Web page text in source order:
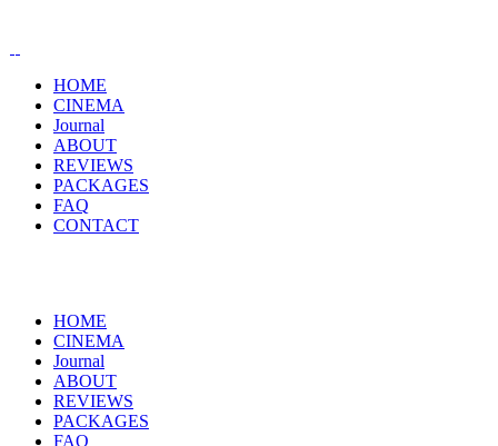
HOME
CINEMA
Journal
ABOUT
REVIEWS
PACKAGES
FAQ
CONTACT
HOME
CINEMA
Journal
ABOUT
REVIEWS
PACKAGES
FAQ